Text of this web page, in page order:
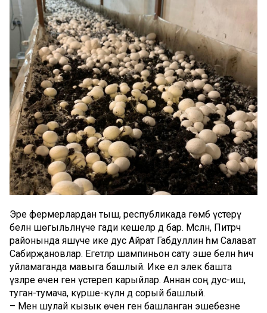
Эре фермерлардан тыш, республикада гөмбә үстерү
белән шөгыльләнүче гади кешеләр дә бар. Мәсәлән, Питрәч
районында яшәүче ике дус Айрат Габдуллин һәм Салават
Сабирҗановлар. Егетләр шампиньон сату эше белән һич
уйламаганда мавыга башлый. Ике ел элек башта
үзләре өчен генә үстереп карыйлар. Аннан соң дус-иш,
туган-тумача, күрше-күлән дә сорый башлый.
– Менә шулай кызык өчен генә башланган эшебезне